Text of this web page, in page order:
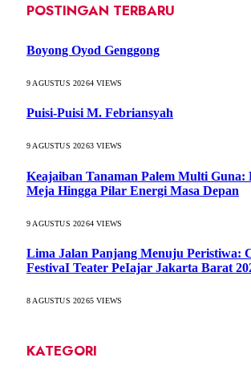
POSTINGAN TERBARU
Boyong Oyod Genggong
9 AGUSTUS 20264VIEWS
Puisi-Puisi M. Febriansyah
9 AGUSTUS 20263VIEWS
Keajaiban Tanaman Palem Multi Guna:
Meja Hingga Pilar Energi Masa Depan
9 AGUSTUS 20264VIEWS
Lima Jalan Panjang Menuju Peristiwa:
FestivaI Teater PeIajar Jakarta Barat
8 AGUSTUS 20265VIEWS
KATEGORI